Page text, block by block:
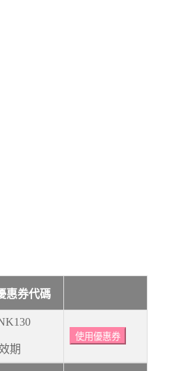
惠券代碼
期
使用優惠券